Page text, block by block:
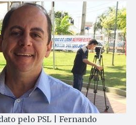
pelo PSL | Fernando